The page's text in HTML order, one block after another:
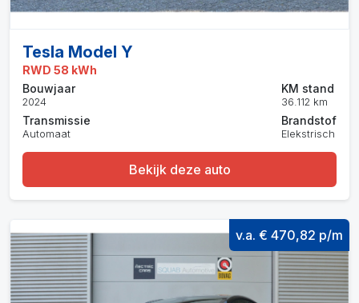
Tesla Model Y
RWD 58 kWh
Bouwjaar
2024
Transmissie
Automaat
KM stand
36.112 km
Brandstof
Elekstrisch
Bekijk deze auto
v.a. € 470,82 p/m